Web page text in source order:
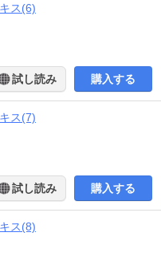
ス(6)
試し読み 購入する
ス(7)
試し読み 購入する
ス(8)